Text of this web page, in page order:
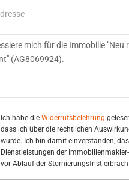
Ich habe die Widerrufsbelehrung
dass ich über die rechtlichen
wurde. Ich bin damit einverstanden,
Dienstleistungen der
vor Ablauf der Stornierungsfrist